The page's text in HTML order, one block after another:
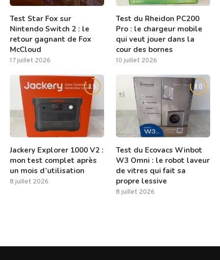
Test Star Fox sur
Nintendo Switch 2 : le
retour gagnant de Fox
McCloud
17 juillet 2026
Test du Rheidon PC200
Pro : le chargeur mobile
qui veut jouer dans la
cour des bornes
10 juillet 2026
8.5
Jackery Explorer 1000 V2 :
mon test complet après
un mois d’utilisation
8 juillet 2026
8.0
Test du Ecovacs Winbot
W3 Omni : le robot laveur
de vitres qui fait sa
propre lessive
8 juillet 2026